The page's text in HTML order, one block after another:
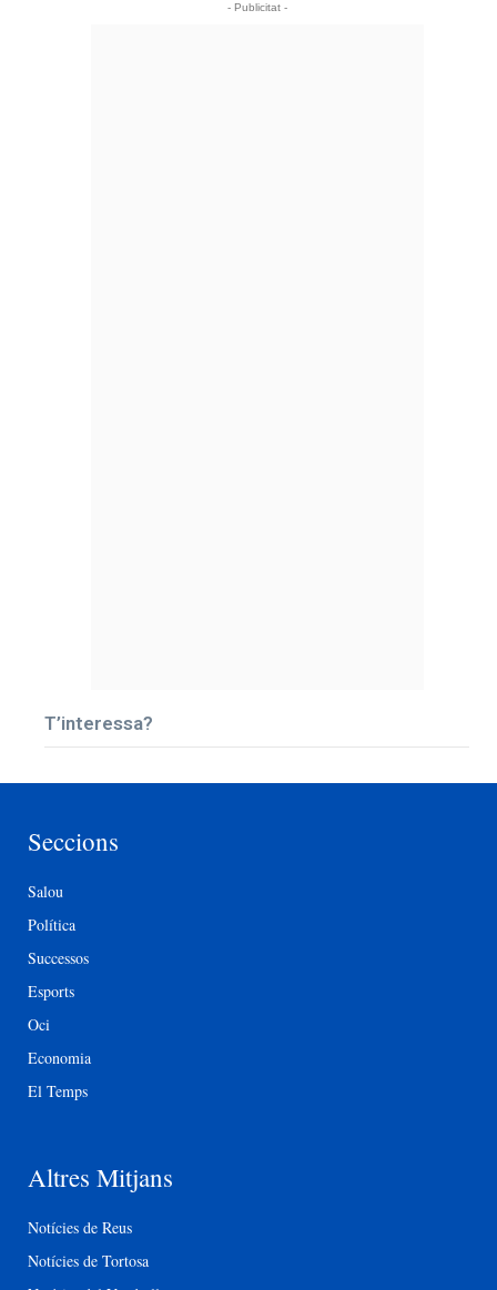
- Publicitat -
T’interessa?
Seccions
Salou
Política
Successos
Esports
Oci
Economia
El Temps
Altres Mitjans
Notícies de Reus
Notícies de Tortosa